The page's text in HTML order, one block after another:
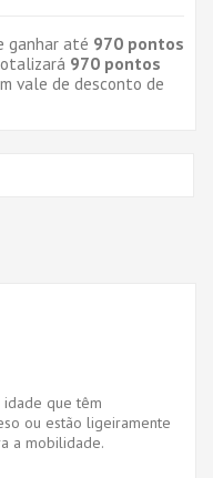
ganhar até 970 pontos
970 pontos
vale de desconto de
idade que têm
ou estão ligeiramente
a mobilidade.